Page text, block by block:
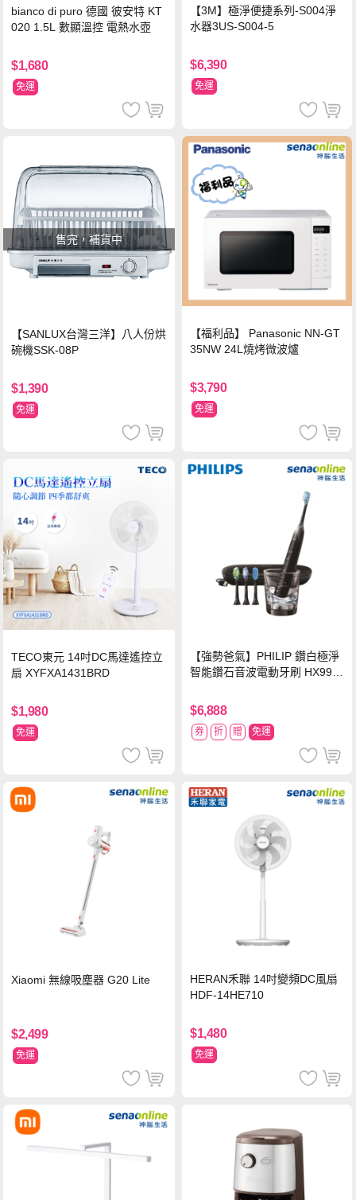
bianco di puro 德國 彼安特 KT
020 1.5L 數顯溫控 電熱水壺
$1,680
免運
【3M】極淨便捷系列-S004淨
水器3US-S004-5
$6,390
免運
售完，補貨中
【SANLUX台灣三洋】八人份烘
碗機SSK-08P
$1,390
免運
【福利品】 Panasonic NN-GT
35NW 24L燒烤微波爐
$3,790
免運
TECO東元 14吋DC馬達遙控立
扇 XYFXA1431BRD
$1,980
免運
【強勢爸氣】PHILIP 鑽白極淨
智能鑽石音波電動牙刷 HX992
$6,888
券 折 贈 免運
Xiaomi 無線吸塵器 G20 Lite
$2,499
免運
HERAN禾聯 14吋變頻DC風扇
HDF-14HE710
$1,480
免運